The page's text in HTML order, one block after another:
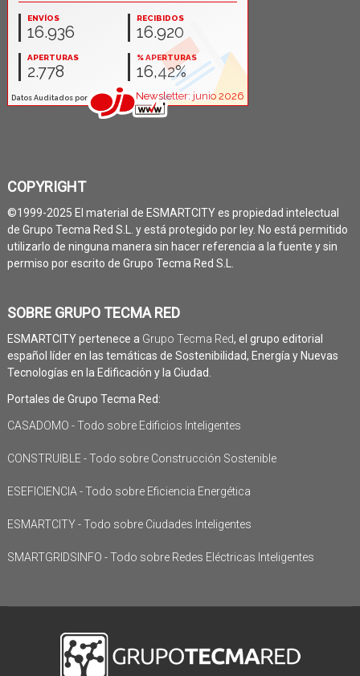
COPYRIGHT
©1999-2025 El material de ESMARTCITY es propiedad intelectual
de Grupo Tecma Red S.L. y está protegido por ley. No está permitido
utilizarlo de ninguna manera sin hacer referencia a la fuente y sin
permiso por escrito de Grupo Tecma Red S.L.
SOBRE GRUPO TECMA RED
ESMARTCITY pertenece a Grupo Tecma Red, el grupo editorial
español líder en las temáticas de Sostenibilidad, Energía y Nuevas
Tecnologías en la Edificación y la Ciudad.
Portales de Grupo Tecma Red:
CASADOMO - Todo sobre Edificios Inteligentes
CONSTRUIBLE - Todo sobre Construcción Sostenible
ESEFICIENCIA - Todo sobre Eficiencia Energética
ESMARTCITY - Todo sobre Ciudades Inteligentes
SMARTGRIDSINFO - Todo sobre Redes Eléctricas Inteligentes